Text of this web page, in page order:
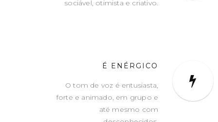
sociável, otimista e criativo.
É ENÉRGICO
O tom de voz é entusiasta,
forte e animado, em grupo e
até mesmo com